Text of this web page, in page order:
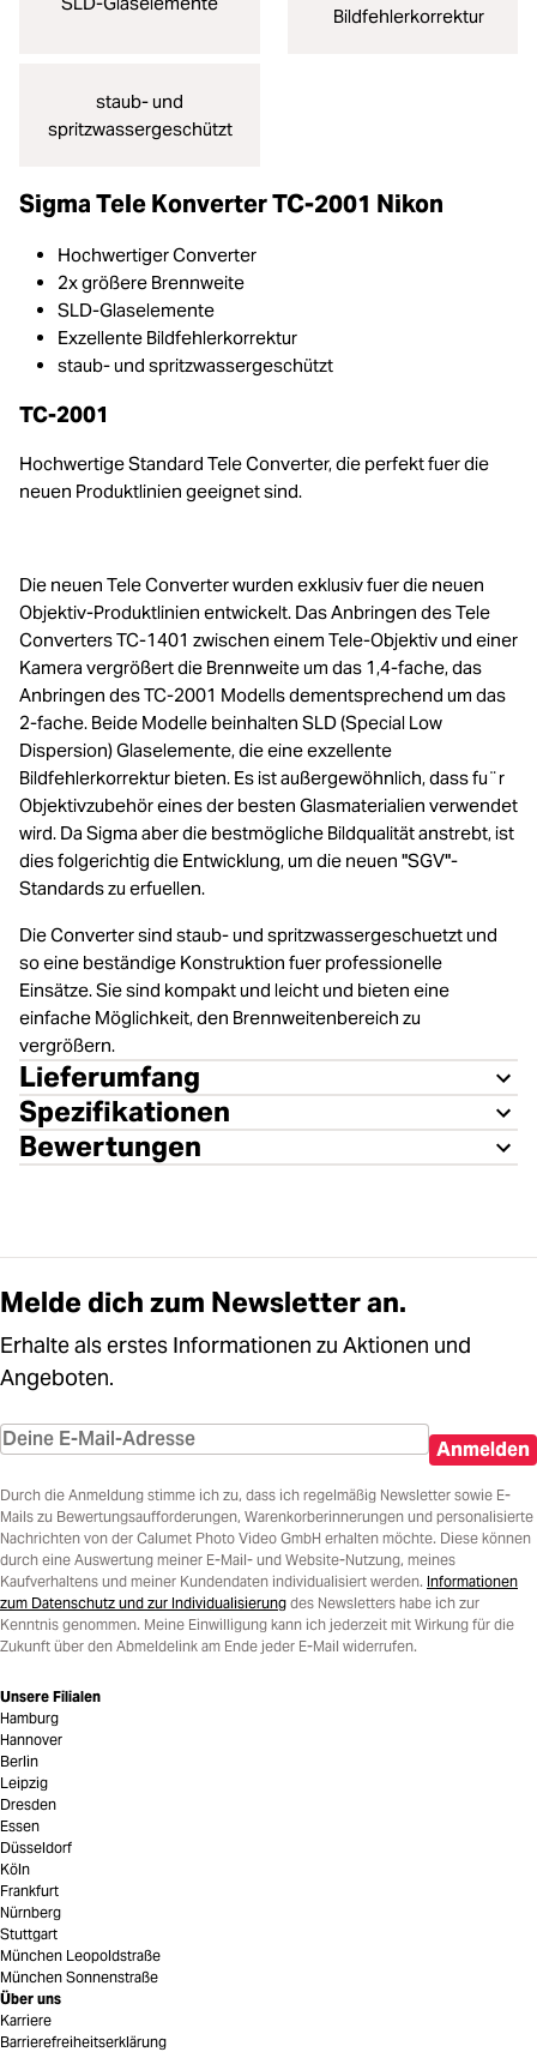
Bildfehlerkorrektur
staub- und
spritzwassergeschützt
Sigma Tele Konverter TC-2001 Nikon
Hochwertiger Converter
2x größere Brennweite
SLD-Glaselemente
Exzellente Bildfehlerkorrektur
staub- und spritzwassergeschützt
TC-2001
Hochwertige Standard Tele Converter, die perfekt fuer die
neuen Produktlinien geeignet sind.
Die neuen Tele Converter wurden exklusiv fuer die neuen
Objektiv-Produktlinien entwickelt. Das Anbringen des Tele
Converters TC-1401 zwischen einem Tele-Objektiv und einer
Kamera vergrößert die Brennweite um das 1,4-fache, das
Anbringen des TC-2001 Modells dementsprechend um das
2-fache. Beide Modelle beinhalten SLD (Special Low
Dispersion) Glaselemente, die eine exzellente
Bildfehlerkorrektur bieten. Es ist außergewöhnlich, dass fu¨r
Objektivzubehör eines der besten Glasmaterialien verwendet
wird. Da Sigma aber die bestmögliche Bildqualität anstrebt, ist
dies folgerichtig die Entwicklung, um die neuen "SGV"-
Standards zu erfuellen.
Die Converter sind staub- und spritzwassergeschuetzt und
so eine beständige Konstruktion fuer professionelle
Einsätze. Sie sind kompakt und leicht und bieten eine
einfache Möglichkeit, den Brennweitenbereich zu
vergrößern.
Lieferumfang
Spezifikationen
Bewertungen
Melde dich zum Newsletter an.
Erhalte als erstes Informationen zu Aktionen und
Angeboten.
Anmelden
Durch die Anmeldung stimme ich zu, dass ich regelmäßig Newsletter sowie E-
Mails zu Bewertungsaufforderungen, Warenkorberinnerungen und personalisierte
Nachrichten von der Calumet Photo Video GmbH erhalten möchte. Diese können
durch eine Auswertung meiner E-Mail- und Website-Nutzung, meines
Kaufverhaltens und meiner Kundendaten individualisiert werden. Informationen
zum Datenschutz und zur Individualisierung des Newsletters habe ich zur
Kenntnis genommen. Meine Einwilligung kann ich jederzeit mit Wirkung für die
Zukunft über den Abmeldelink am Ende jeder E-Mail widerrufen.
Unsere Filialen
Hamburg
Hannover
Berlin
Leipzig
Dresden
Essen
Düsseldorf
Köln
Frankfurt
Nürnberg
Stuttgart
München Leopoldstraße
München Sonnenstraße
Über uns
Karriere
Barrierefreiheitserklärung